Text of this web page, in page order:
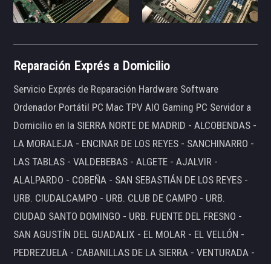
Reparación Exprés a Domicilio
Servicio Exprés de Reparación Hardware Software
Ordenador Portátil PC Mac TPV AIO Gaming PC Servidor a
Domicilio en la SIERRA NORTE DE MADRID - ALCOBENDAS -
LA MORALEJA - ENCINAR DE LOS REYES - SANCHINARRO -
LAS TABLAS - VALDEBEBAS - ALGETE - AJALVIR -
ALALPARDO - COBEÑA - SAN SEBASTIÁN DE LOS REYES -
URB. CIUDALCAMPO - URB. CLUB DE CAMPO - URB.
CIUDAD SANTO DOMINGO - URB. FUENTE DEL FRESNO -
SAN AGUSTÍN DEL GUADALIX - EL MOLAR - EL VELLÓN -
PEDREZUELA - CABANILLAS DE LA SIERRA - VENTURADA -